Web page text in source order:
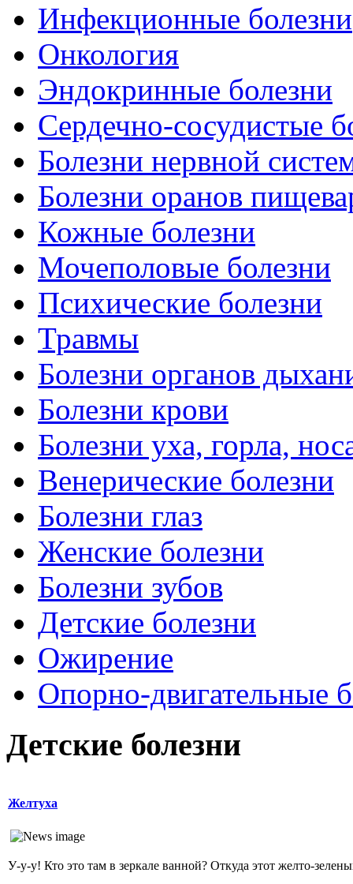
Инфекционные болезни
Онкология
Эндокринные болезни
Сердечно-сосудистые
Болезни нервной
Болезни оранов
Кожные болезни
Мочеполовые болезни
Психические болезни
Травмы
Болезни органов
Болезни крови
Болезни уха, горла,
Венерические болезни
Болезни глаз
Женские болезни
Болезни зубов
Детские болезни
Ожирение
Опopно-двигательные
Детские болезни
Желтуха
У-у-у! Кто это там в зеркале ванной? Откуда этот желто-